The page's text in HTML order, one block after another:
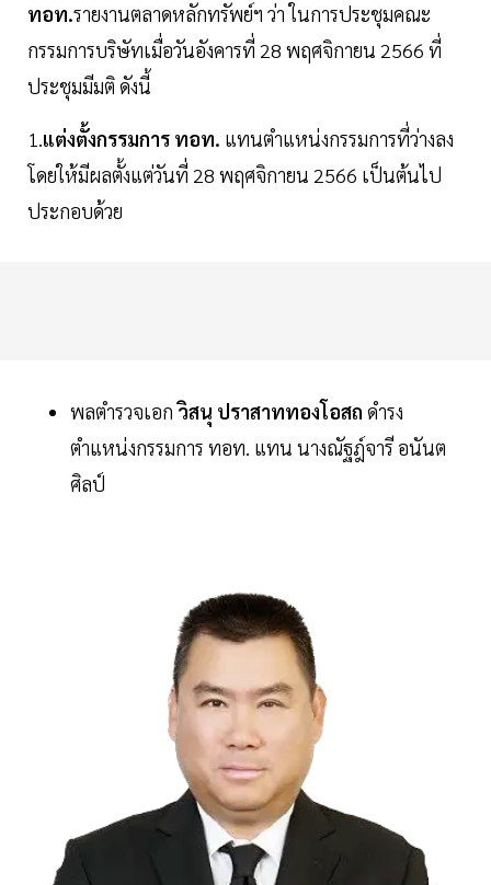
ทอท.รายงานตลาดหลักทรัพย์ฯ ว่า ในการประชุมคณะ
กรรมการบริษัทเมื่อวันอังคารที่ 28 พฤศจิกายน 2566 ที่
ประชุมมีมติ ดังนี้
1.แต่งตั้งกรรมการ ทอท. แทนตำแหน่งกรรมการที่ว่างลง
โดยให้มีผลตั้งแต่วันที่ 28 พฤศจิกายน 2566 เป็นต้นไป
ประกอบด้วย
พลตำรวจเอกวิสนุ ปราสาททองโอสถ ดำรง
ตำแหน่งกรรมการ ทอท. แทน นางณัฐฎ์จารี อนันต
ศิลป์